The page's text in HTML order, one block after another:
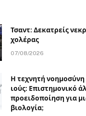
Τσαντ: Δεκατρείς
χολέρας
07/08/2026
Η τεχνητή νοημοσύνη
ιούς: Επιστημονικό
προειδοποίηση για
βιολογία;